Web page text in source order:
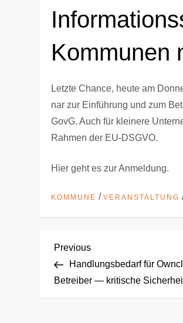
Kommunen
Letz­te Chan­ce, heu­te am
nar zur Ein­füh­rung und zum
GovG. Auch für klei­ne­re
Rah­men der EU-DSGVO.
Hier geht es zur Anmel­dung.
KOMMUNE /VERANSTALTUNG
B
e
Previous
Post
Previous
Handlungsbedarf für
Betreiber — kritische